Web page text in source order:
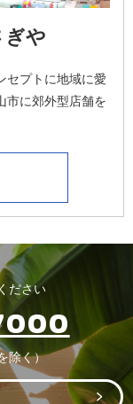
ぎや
セプトに地域に愛
市に郊外型店舗を
ださい
除く）